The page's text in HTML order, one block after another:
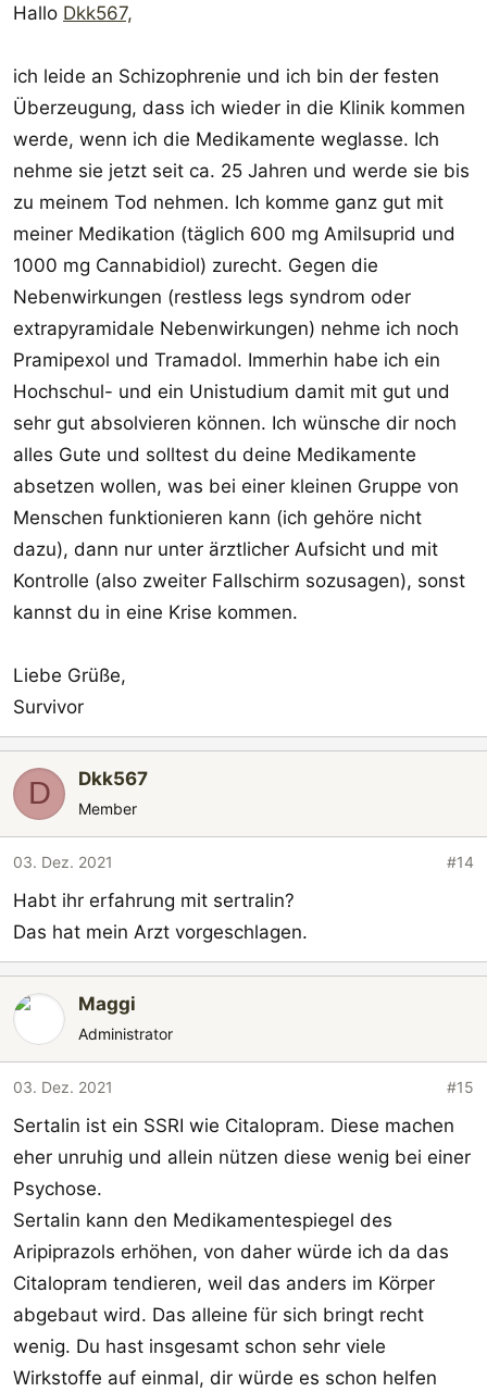
e
Hallo Dkk567,
ich leide an Schizophrenie und ich bin der festen
Überzeugung, dass ich wieder in die Klinik kommen
werde, wenn ich die Medikamente weglasse. Ich
nehme sie jetzt seit ca. 25 Jahren und werde sie bis
zu meinem Tod nehmen. Ich komme ganz gut mit
meiner Medikation (täglich 600 mg Amilsuprid und
1000 mg Cannabidiol) zurecht. Gegen die
Nebenwirkungen (restless legs syndrom oder
extrapyramidale Nebenwirkungen) nehme ich noch
Pramipexol und Tramadol. Immerhin habe ich ein
Hochschul- und ein Unistudium damit mit gut und
sehr gut absolvieren können. Ich wünsche dir noch
alles Gute und solltest du deine Medikamente
absetzen wollen, was bei einer kleinen Gruppe von
Menschen funktionieren kann (ich gehöre nicht
dazu), dann nur unter ärztlicher Aufsicht und mit
Kontrolle (also zweiter Fallschirm sozusagen), sonst
kannst du in eine Krise kommen.
Liebe Grüße,
Survivor
D Dkk567
Member
03. Dez. 2021 #14
Habt ihr erfahrung mit sertralin?
Das hat mein Arzt vorgeschlagen.
Maggi
Administrator
03. Dez. 2021 #15
Sertalin ist ein SSRI wie Citalopram. Diese machen
eher unruhig und allein nützen diese wenig bei einer
Psychose.
Sertalin kann den Medikamentespiegel des
Aripiprazols erhöhen, von daher würde ich da das
Citalopram tendieren, weil das anders im Körper
abgebaut wird. Das alleine für sich bringt recht
wenig. Du hast insgesamt schon sehr viele
Wirkstoffe auf einmal, dir würde es schon helfen